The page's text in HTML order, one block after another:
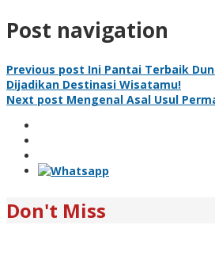
Post navigation
Previous post Ini Pantai Terbaik
Dijadikan Destinasi Wisatamu!
Next post Mengenal Asal Usul
Don't Miss